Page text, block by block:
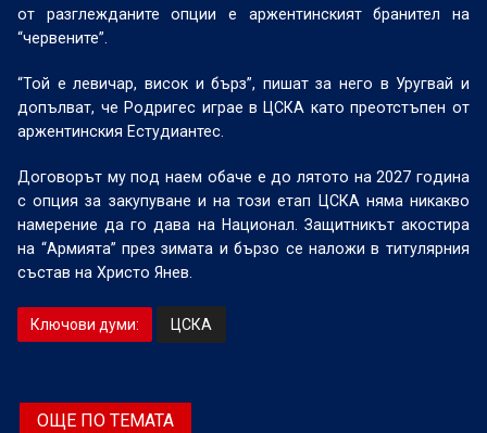
от разглежданите опции е аржентинският бранител на
“червените”.
“Той е левичар, висок и бърз”, пишат за него в Уругвай и
допълват, че Родригес играе в ЦСКА като преотстъпен от
аржентинския Естудиантес.
Договорът му под наем обаче е до лятото на 2027 година
с опция за закупуване и на този етап ЦСКА няма никакво
намерение да го дава на Национал. Защитникът акостира
на “Армията” през зимата и бързо се наложи в титулярния
състав на Христо Янев.
Ключови думи: ЦСКА
ОЩЕ ПО ТЕМАТА